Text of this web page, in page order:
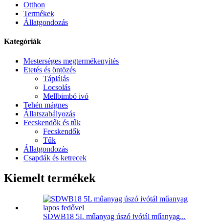
Otthon
Termékek
Állatgondozás
Kategóriák
Mesterséges megtermékenyítés
Etetés és öntözés
Táplálás
Locsolás
Mellbimbó ivó
Tehén mágnes
Állatszabályozás
Fecskendők és tűk
Fecskendők
Tűk
Állatgondozás
Csapdák és ketrecek
Kiemelt termékek
SDWB18 5L műanyag úszó ivótál műanyag...